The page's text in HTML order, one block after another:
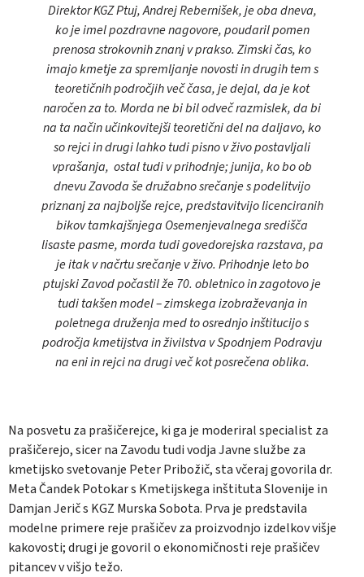
Direktor KGZ Ptuj, Andrej Rebernišek, je oba dneva,
ko je imel pozdravne nagovore, poudaril pomen
prenosa strokovnih znanj v prakso. Zimski čas, ko
imajo kmetje za spremljanje novosti in drugih tem s
teoretičnih področjih več časa, je dejal, da je kot
naročen za to. Morda ne bi bil odveč razmislek, da bi
na ta način učinkovitejši teoretični del na daljavo, ko
so rejci in drugi lahko tudi pisno v živo postavljali
vprašanja, ostal tudi v prihodnje; junija, ko bo ob
dnevu Zavoda še družabno srečanje s podelitvijo
priznanj za najboljše rejce, predstavitvijo licenciranih
bikov tamkajšnjega Osemenjevalnega središča
lisaste pasme, morda tudi govedorejska razstava, pa
je itak v načrtu srečanje v živo. Prihodnje leto bo
ptujski Zavod počastil že 70. obletnico in zagotovo je
tudi takšen model – zimskega izobraževanja in
poletnega druženja med to osrednjo inštitucijo s
področja kmetijstva in živilstva v Spodnjem Podravju
na eni in rejci na drugi več kot posrečena oblika.
Na posvetu za prašičerejce, ki ga je moderiral specialist za
prašičerejo, sicer na Zavodu tudi vodja Javne službe za
kmetijsko svetovanje Peter Pribožič, sta včeraj govorila dr.
Meta Čandek Potokar s Kmetijskega inštituta Slovenije in
Damjan Jerič s KGZ Murska Sobota. Prva je predstavila
modelne primere reje prašičev za proizvodnjo izdelkov višje
kakovosti; drugi je govoril o ekonomičnosti reje prašičev
pitancev v višjo težo.